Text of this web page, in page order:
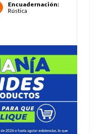
Encuadernación:
Rústica